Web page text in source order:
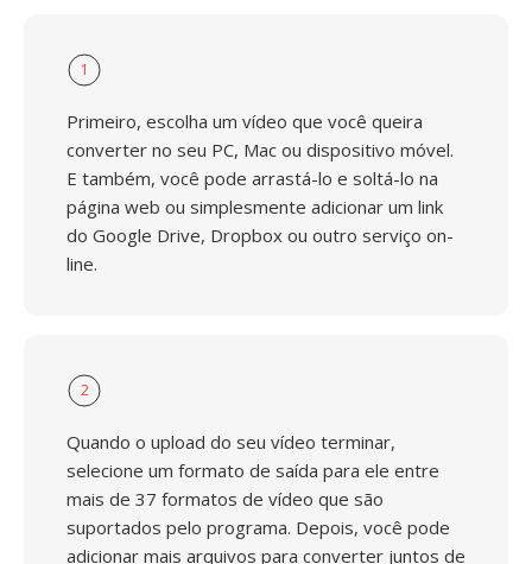
1
Primeiro, escolha um vídeo que você queira
converter no seu PC, Mac ou dispositivo móvel.
E também, você pode arrastá-lo e soltá-lo na
página web ou simplesmente adicionar um link
do Google Drive, Dropbox ou outro serviço on-
line.
2
Quando o upload do seu vídeo terminar,
selecione um formato de saída para ele entre
mais de 37 formatos de vídeo que são
suportados pelo programa. Depois, você pode
adicionar mais arquivos para converter juntos de